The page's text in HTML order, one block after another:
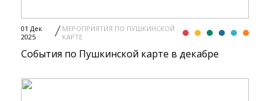
01 Дек
2025
МЕРОПРИЯТИЯ ПО ПУШКИНСКОЙ
КАРТЕ
События по Пушкинской карте в декабре